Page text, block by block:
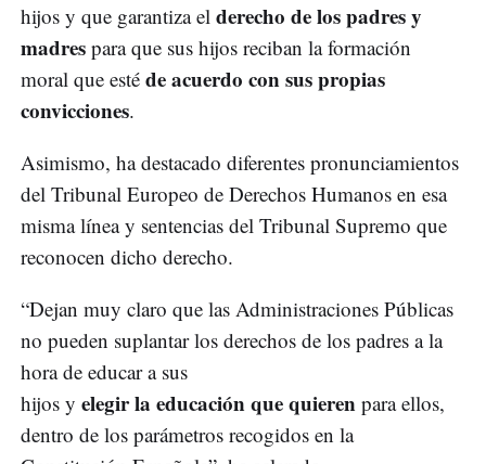
hijos y que garantiza el derecho de los padres y
madres para que sus hijos reciban la formación
moral que esté de acuerdo con sus propias
convicciones.
Asimismo, ha destacado diferentes pronunciamientos
del Tribunal Europeo de Derechos Humanos en esa
misma línea y sentencias del Tribunal Supremo que
reconocen dicho derecho.
“Dejan muy claro que las Administraciones Públicas
no pueden suplantar los derechos de los padres a la
hora de educar a sus
hijos y elegir la educación que quieren para ellos,
dentro de los parámetros recogidos en la